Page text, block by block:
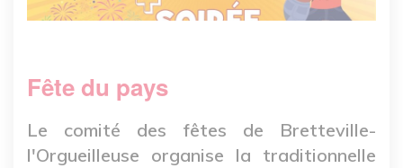
Fête du pays
Le comité des fêtes de Bretteville-
l'Orgueilleuse organise la traditionnelle